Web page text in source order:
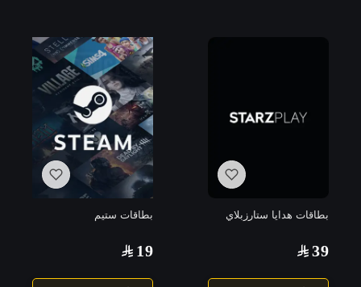
بطاقات هدايا ستارزبلاي
39
بطاقات ستيم
19